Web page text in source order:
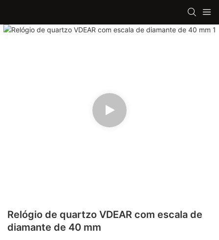
Relógio de quartzo VDEAR com escala de
diamante de 40 mm